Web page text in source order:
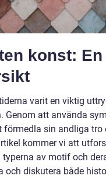
konst:
varit en viktig
Genom att använda
sin andliga tro
kommer vi att
av motif och
och diskutera både